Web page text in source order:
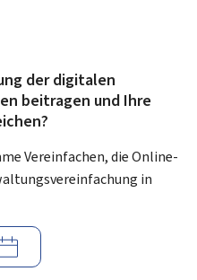
der digitalen
beitragen und Ihre
Vereinfachen, die Online-
in